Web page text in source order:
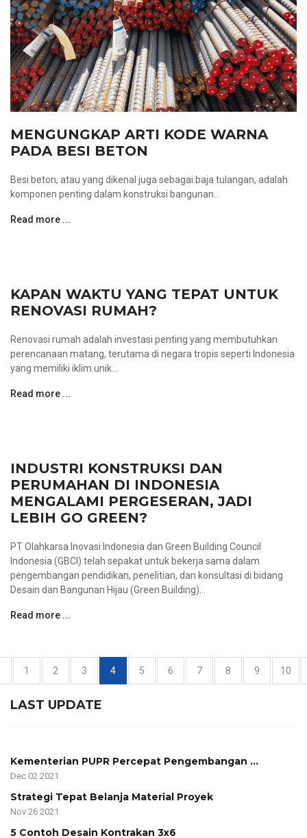
MENGUNGKAP ARTI KODE WARNA
PADA BESI BETON
Besi beton, atau yang dikenal juga sebagai baja tulangan, adalah
komponen penting dalam konstruksi bangunan...
Read more ...
KAPAN WAKTU YANG TEPAT UNTUK
RENOVASI RUMAH?
Renovasi rumah adalah investasi penting yang membutuhkan
perencanaan matang, terutama di negara tropis seperti Indonesia
yang memiliki iklim unik...
Read more ...
INDUSTRI KONSTRUKSI DAN
PERUMAHAN DI INDONESIA
MENGALAMI PERGESERAN, JADI
LEBIH GO GREEN?
PT Olahkarsa Inovasi Indonesia dan Green Building Council
Indonesia (GBCI) telah sepakat untuk bekerja sama dalam
pengembangan pendidikan, penelitian, dan konsultasi di bidang
Desain dan Bangunan Hijau (Green Building)...
Read more ...
1 2 3 4 5 6 7 8 9 10
LAST UPDATE
Kementerian PUPR Percepat Pengembangan ...
Dec 02 2021
Strategi Tepat Belanja Material Proyek
Nov 26 2021
5 Contoh Desain Kontrakan 3x6